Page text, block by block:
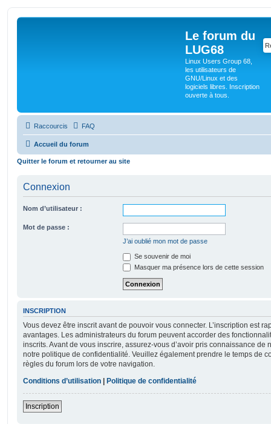
Le forum du
LUG68
Linux Users Group 68,
les utilisateurs de
GNU/Linux et des
logiciels libres. Inscription
ouverte à tous.
Raccourcis FAQ
Accueil du forum
Quitter le forum et retourner au site
Connexion
Nom d’utilisateur :
Mot de passe :
J’ai oublié mon mot de passe
Se souvenir de moi
Masquer ma présence lors de cette session
INSCRIPTION
Vous devez être inscrit avant de pouvoir vous connecter. L’inscription est
avantages. Les administrateurs du forum peuvent accorder des
inscrits. Avant de vous inscrire, assurez-vous d’avoir pris connaissance de
notre politique de confidentialité. Veuillez également prendre le temps de
règles du forum lors de votre navigation.
Conditions d’utilisation | Politique de confidentialité
Inscription